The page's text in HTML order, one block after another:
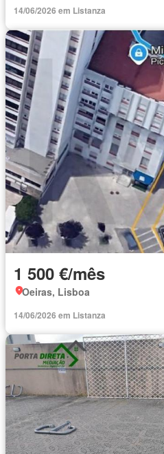
14/06/2026 em Listanza
1 500 €/mês
Oeiras, Lisboa
14/06/2026 em Listanza